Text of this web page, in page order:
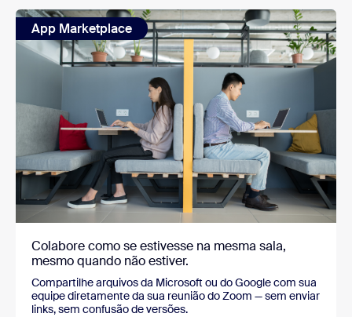
App Marketplace
Colabore como se estivesse na mesma sala,
mesmo quando não estiver.
Compartilhe arquivos da Microsoft ou do Google com sua
equipe diretamente da sua reunião do Zoom — sem enviar
links, sem confusão de versões.